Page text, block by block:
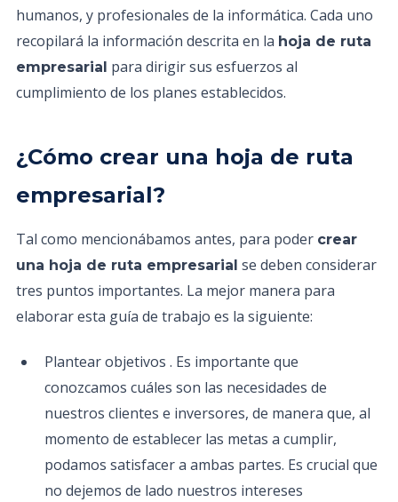
humanos, y profesionales de la informática. Cada uno
recopilará la información descrita en la hoja de ruta
empresarial para dirigir sus esfuerzos al
cumplimiento de los planes establecidos.
¿Cómo crear una hoja de ruta
empresarial?
Tal como mencionábamos antes, para poder crear
una hoja de ruta empresarial se deben considerar
tres puntos importantes. La mejor manera para
elaborar esta guía de trabajo es la siguiente:
Plantear objetivos . Es importante que
conozcamos cuáles son las necesidades de
nuestros clientes e inversores, de manera que, al
momento de establecer las metas a cumplir,
podamos satisfacer a ambas partes. Es crucial que
no dejemos de lado nuestros intereses